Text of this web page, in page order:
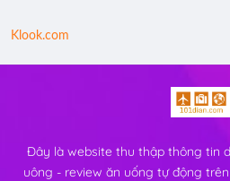
Klook.com
Đây là website thu thập thông tin
uông - review ăn uống tự động